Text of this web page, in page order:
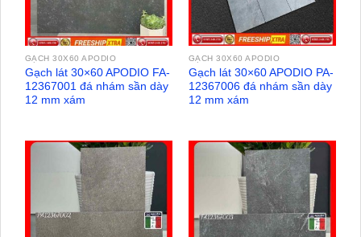
GẠCH 30X60 APODIO
Gạch lát 30×60 APODIO FA-
12367001 đá nhám sần dày
12 mm xám
GẠCH 30X60 APODIO
Gạch lát 30×60 APODIO PA-
12367006 đá nhám sần dày
12 mm xám